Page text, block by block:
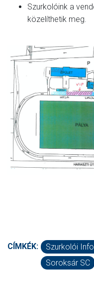
Szurkolóink a
közelíthetik meg.
CÍMKÉK: Szurkolói
Soroksár SC